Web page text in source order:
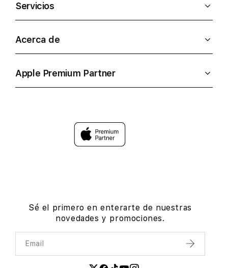
Servicios
Acerca de
Apple Premium Partner
Sé el primero en enterarte de nuestras
novedades y promociones.
Email